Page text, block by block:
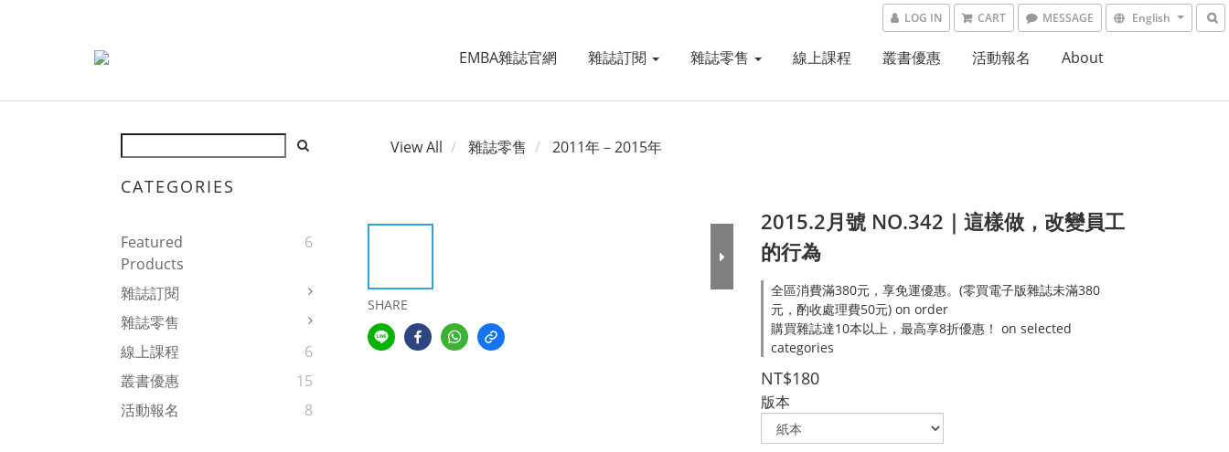
LOG IN CART MESSAGE English
EMBA雜誌官網 雜誌訂閱 雜誌零售 線上課程 叢書優惠 活動報名 About
CATEGORIES
Featured
Products
6
雜誌訂閱
雜誌零售
線上課程
6
叢書優惠
15
活動報名
8
View All 雜誌零售 2011年－2015年
SHARE
2015.2月號 NO.342｜這樣做，改變員工
的行為
全區消費滿380元，享免運優惠。(零買電子版雜誌未滿380
元，酌收處理費50元) on order
購買雜誌達10本以上，最高享8折優惠！ on selected
categories
NT$180
版本